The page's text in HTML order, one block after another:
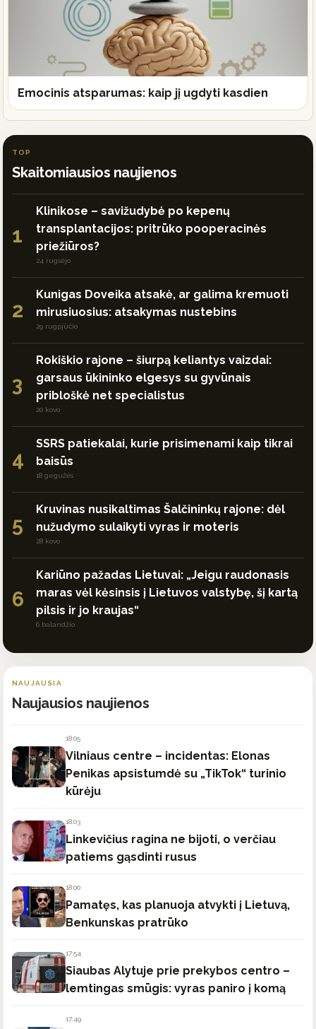
Emocinis atsparumas: kaip jį ugdyti kasdien
TOP
Skaitomiausios naujienos
1
Klinikose – savižudybė po kepenų
transplantacijos: pritrūko pooperacinės
priežiūros?
24 rugsėjo
2
Kunigas Doveika atsakė, ar galima kremuoti
mirusiuosius: atsakymas nustebins
29 rugpjūčio
3
Rokiškio rajone – šiurpą keliantys vaizdai:
garsaus ūkininko elgesys su gyvūnais
pribloškė net specialistus
20 kovo
4
SSRS patiekalai, kurie prisimenami kaip tikrai
baisūs
18 gegužės
5
Kruvinas nusikaltimas Šalčininkų rajone: dėl
nužudymo sulaikyti vyras ir moteris
28 kovo
6
Kariūno pažadas Lietuvai: „Jeigu raudonasis
maras vėl kėsinsis į Lietuvos valstybę, šį kartą
pilsis ir jo kraujas“
6 balandžio
NAUJAUSIA
Naujausios naujienos
18:05
Vilniaus centre – incidentas: Elonas
Penikas apsistumdė su „TikTok“ turinio
kūrėju
18:03
Linkevičius ragina ne bijoti, o verčiau
patiems gąsdinti rusus
18:00
Pamatęs, kas planuoja atvykti į Lietuvą,
Benkunskas pratrūko
17:54
Siaubas Alytuje prie prekybos centro –
lemtingas smūgis: vyras paniro į komą
17:49